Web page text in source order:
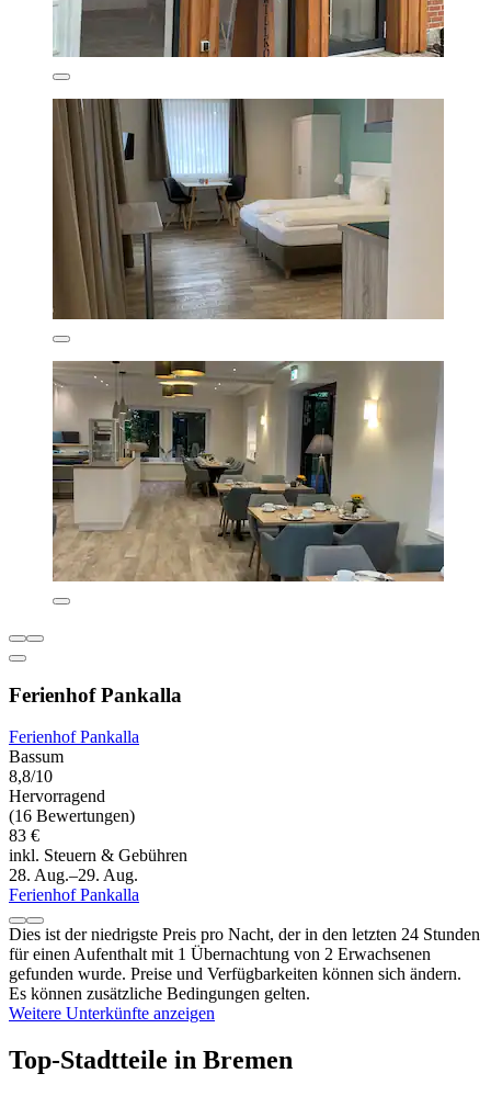
Ferienhof Pankalla
Ferienhof Pankalla
Bassum
8,8/10
Hervorragend
(16 Bewertungen)
83 €
inkl. Steuern & Gebühren
28. Aug.–29. Aug.
Ferienhof Pankalla
Dies ist der niedrigste Preis pro Nacht, der in den letzten 24 Stunden
für einen Aufenthalt mit 1 Übernachtung von 2 Erwachsenen
gefunden wurde. Preise und Verfügbarkeiten können sich ändern.
Es können zusätzliche Bedingungen gelten.
Weitere Unterkünfte anzeigen
Top-Stadtteile in Bremen